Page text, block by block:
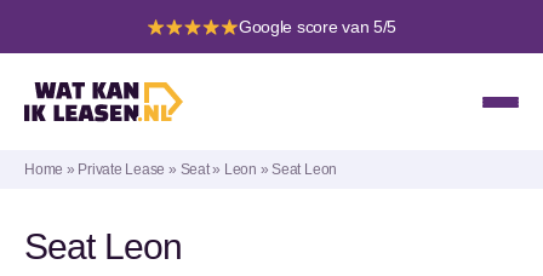
Google score van 5/5
Home » Private Lease » Seat» Leon »Seat Leon
Seat Leon